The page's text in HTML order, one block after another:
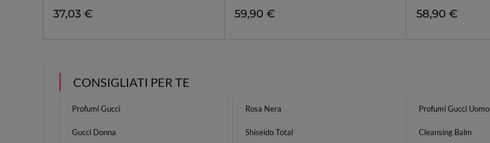
37,03 € 59,90 € 58,90 €
CONSIGLIATI PER TE
Profumi Gucci Rosa Nera Profumi Gucci Uomo
Gucci Donna Shiseido Total Cleansing Balm